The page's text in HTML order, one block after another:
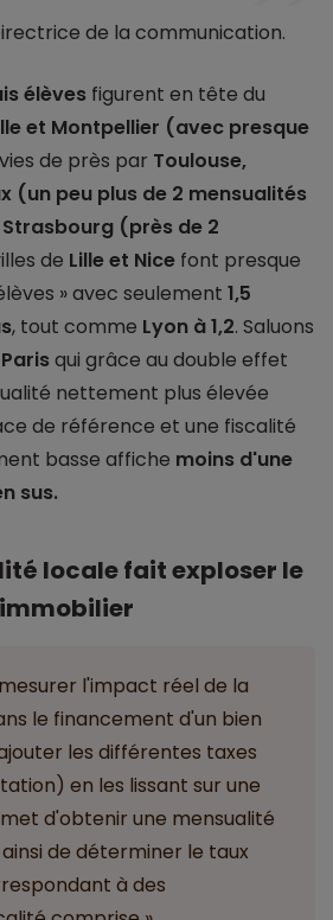
de la communication.
élèves figurent en tête du
et Montpellier (avec presque
de près par Toulouse,
(un peu plus de 2 mensualités
Strasbourg (près de 2
de Lille et Nice font presque
» avec seulement 1,5
, tout comme Lyon à 1,2. Saluons
Parisqui grâce au double effet
nettement plus élevée
de référence et une fiscalité
basse affiche moins d'une
sus.
locale fait exploser le
l'impact réel de la
le financement d'un bien
les différentes taxes
en les lissant sur une
d'obtenir une mensualité
de déterminer le taux
à des